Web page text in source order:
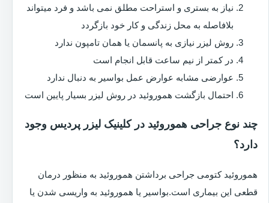
نیاز به بستری و استراحت مطلق نمی باشد و فرد میتواند
بلافاصله به محل زندگی و کار خود بازگردد
روش لیزر نیازی به پانسمان یا همان تامپون ندارد
در کمتر از نیم ساعت قابل انجام است
عوارضی مشابه عوارض عمل بواسیر به دنبال ندارد
احتمال بازگشت هموروئید در روش لیزر بسیار پایین است
چند نوع جراحی هموروئید در کلینیک لیزر پردیس وجود
دارد؟
هموروئید کتومی جراحی برداشتن هموروئید به منظور درمان
قطعی این بیماری است.بواسیر یا هموروئید به واریسی شدن یا